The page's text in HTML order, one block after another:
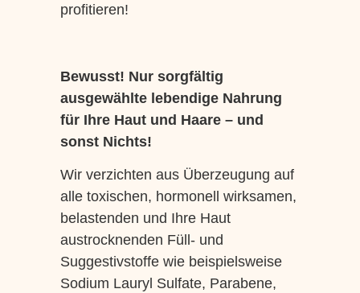
profitieren!
Bewusst! Nur sorgfältig
ausgewählte lebendige Nahrung
für Ihre Haut und Haare – und
sonst Nichts!
Wir verzichten aus Überzeugung auf
alle toxischen, hormonell wirksamen,
belastenden und Ihre Haut
austrocknenden Füll- und
Suggestivstoffe wie beispielsweise
Sodium Lauryl Sulfate, Parabene,